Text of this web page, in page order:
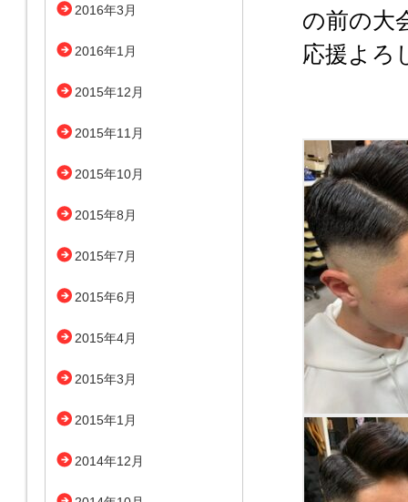
の前の大
応援よろ
2016年3月
2016年1月
2015年12月
2015年11月
2015年10月
2015年8月
2015年7月
2015年6月
2015年4月
2015年3月
2015年1月
2014年12月